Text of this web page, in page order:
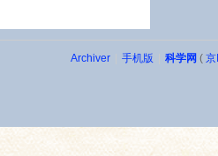
Archiver 手机版 科学网 (